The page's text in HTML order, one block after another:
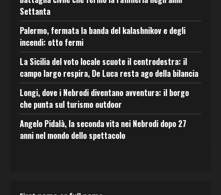
Settanta
Palermo, fermata la banda del kalashnikov e degli
incendi: otto fermi
La Sicilia del voto locale scuote il centrodestra: il
campo largo respira, De Luca resta ago della bilancia
Longi, dove i Nebrodi diventano avventura: il borgo
che punta sul turismo outdoor
Angelo Pidalà, la seconda vita nei Nebrodi dopo 27
anni nel mondo dello spettacolo